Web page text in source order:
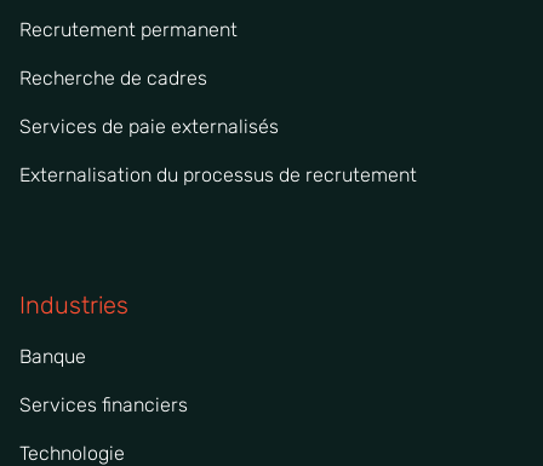
Recrutement permanent
Recherche de cadres
Services de paie externalisés
Externalisation du processus de recrutement
Industries
Banque
Services financiers
Technologie